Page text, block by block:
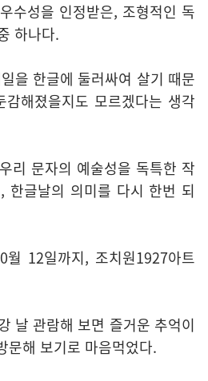
수성을 인정받은, 조형적인 독
하나다.
을 한글에 둘러싸여 살기 때문
해졌을지도 모르겠다는 생각
리 문자의 예술성을 독특한 작
한글날의 의미를 다시 한번 되
12일까지, 조치원1927아트
날 관람해 보면 즐거운 추억이
문해 보기로 마음먹었다.